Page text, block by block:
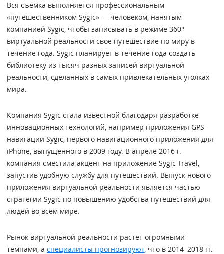
Вся съемка выполняется профессиональным
«путешественником Sygic» — человеком, нанятым
компанией Sygic, чтобы записывать в режиме 360°
виртуальной реальности свое путешествие по миру в
течение года. Sygic планирует в течение года создать
библиотеку из тысяч разных записей виртуальной
реальности, сделанных в самых привлекательных уголках
мира.
Компания Sygic стала известной благодаря разработке
инновационных технологий, например приложения GPS-
навигации Sygic, первого навигационного приложения для
iPhone, выпущенного в 2009 году. В апреле 2016 г.
компания сместила акцент на приложение Sygic Travel,
запустив удобную службу для путешествий. Выпуск нового
приложения виртуальной реальности является частью
стратегии Sygic по повышению удобства путешествий для
людей во всем мире.
Рынок виртуальной реальности растет огромными
темпами, а специалисты прогнозируют, что в 2014–2018 гг.